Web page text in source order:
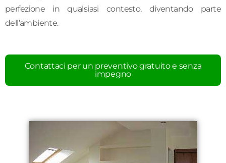
perfezione in qualsiasi contesto, diventando parte
dell’ambiente.
Contattaci per un preventivo gratuito e senza
impegno